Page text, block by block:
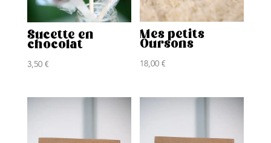
Sucette en
chocolat
3,50€
Mes petits
Oursons
18,00€